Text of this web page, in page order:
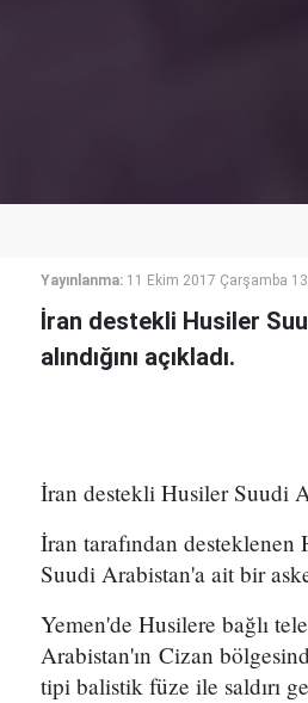
Yayınlanma: 11 Ekim 2017 Çarşamba
İran destekli Husiler
alındığını açıkladı.
İran destekli Husiler Suudi
İran tarafından desteklenen
Suudi Arabistan'a ait bir
Yemen'de Husilere bağlı
Arabistan'ın Cizan
tipi balistik füze ile saldırı